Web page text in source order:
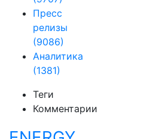
Пресс
релизы
(9086)
Аналитика
(1381)
Теги
Комментарии